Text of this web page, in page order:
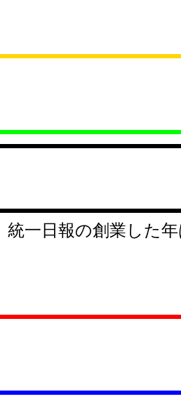
統一日報の創業した年